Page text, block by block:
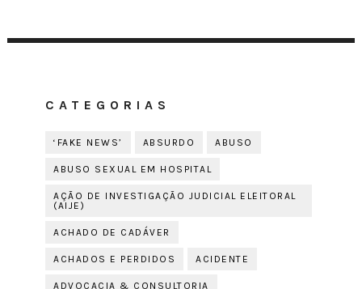
CATEGORIAS
‘FAKE NEWS’ ABSURDO ABUSO
ABUSO SEXUAL EM HOSPITAL
AÇÃO DE INVESTIGAÇÃO JUDICIAL ELEITORAL
(AIJE)
ACHADO DE CADÁVER
ACHADOS E PERDIDOS ACIDENTE
ADVOCACIA & CONSULTORIA